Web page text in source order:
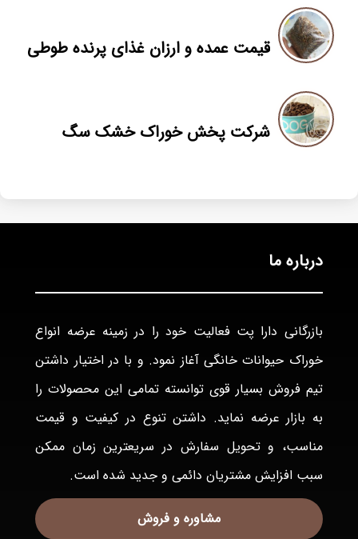
قیمت عمده و ارزان غذای پرنده طوطی
شرکت پخش خوراک خشک سگ
درباره ما
بازرگانی دارا پت فعاليت خود را در زمينه عرضه انواع
خوراک حيوانات خانگی آغاز نمود. و با در اختيار داشتن
تيم فروش بسيار قوی توانسته تمامی اين محصولات را
به بازار عرضه نمايد. داشتن تنوع در كيفيت و قيمت
مناسب، و تحويل سفارش در سريعترين زمان ممكن
سبب افزايش مشتريان دائمی و جديد شده است.
مشاوره و فروش